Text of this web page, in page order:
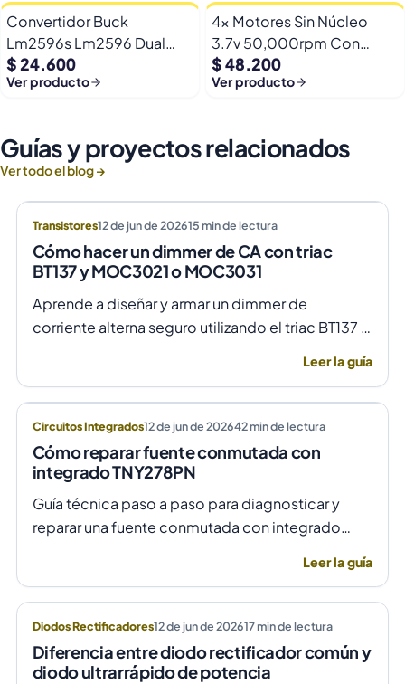
Convertidor Buck
Lm2596s Lm2596 Dual
Usb 9-36v A 5v Dc Jack
$ 24.600
Ver producto
4x Motores Sin Núcleo
3.7v 50,000rpm Con
Helices Micro Fpv
$ 48.200
Ver producto
Guías y proyectos relacionados
Ver todo el blog →
Transistores12 de jun de 202615min de lectura
Cómo hacer un dimmer de CA con triac
BT137 y MOC3021 o MOC3031
Aprende a diseñar y armar un dimmer de
corriente alterna seguro utilizando el triac BT137 y
Leer la guía
Circuitos Integrados12 de jun de 202642min de lectura
Cómo reparar fuente conmutada con
integrado TNY278PN
Guía técnica paso a paso para diagnosticar y
reparar una fuente conmutada con integrado
Leer la guía
Diodos Rectificadores12 de jun de 202617min de lectura
Diferencia entre diodo rectificador común y
diodo ultrarrápido de potencia